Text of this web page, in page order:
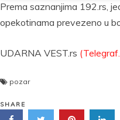
Prema saznanjima 192.rs,
opekotinama prevezeno u
UDARNA VEST.rs
pozar
SHARE